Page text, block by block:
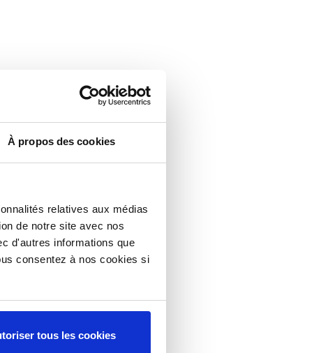
À propos des cookies
relatives aux médias
de notre site avec nos
d'autres informations que
consentez à nos cookies si
tous les cookies